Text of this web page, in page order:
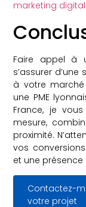
marketing digital
Faire appel à
s’assurer
à votre
une PME
France, je
mesure,
proximité.
vos
et une
Contactez-
votre projet